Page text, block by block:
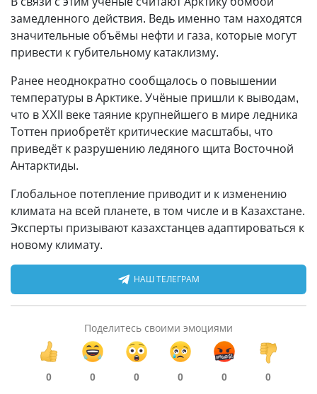
замедленного действия. Ведь именно там находятся
значительные объёмы нефти и газа, которые могут
привести к губительному катаклизму.
Ранее неоднократно сообщалось о повышении
температуры в Арктике. Учёные пришли к выводам,
что в XXII веке таяние крупнейшего в мире ледника
Тоттен приобретёт критические масштабы, что
приведёт к разрушению ледяного щита Восточной
Антарктиды.
Глобальное потепление приводит и к изменению
климата на всей планете, в том числе и в Казахстане.
Эксперты призывают казахстанцев адаптироваться к
новому климату.
НАШ ТЕЛЕГРАМ
Поделитесь своими эмоциями
0 0 0 0 0 0